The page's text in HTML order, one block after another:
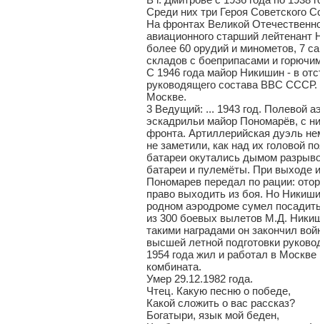
Среди них три Героя
На фронтах Великой
авиационного старший
более 60 орудий и минометов, 7
складов с боеприпасами и
С 1946 года майор Никишин - в
руководящего состава ВВС СССР.
Москве.
3 Ведущий: ... 1943 год. Полевой
эскадрильи майор Пономарёв, с
фронта. Артиллерийская дуэль
не заметили, как над их головой
батареи окутались дымом
батареи и пулемёты. При выходе
Пономарев передал по рации:
право выходить из боя. Но
родном аэродроме сумел
из 300 боевых вылетов М.Д.
такими наградами он закончил
высшей летной подготовки
1954 года жил и работал в
комбината.
Умер 29.12.1982 года.
Чтец. Какую песню о победе,
Какой сложить о вас рассказ?
Богатыри, язык мой беден,